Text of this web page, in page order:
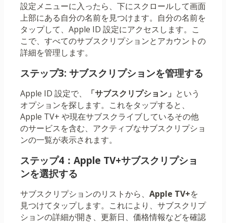
設定メニューに入ったら、下にスクロールして画面
上部にある自分の名前を見つけます。自分の名前を
タップして、Apple ID 設定にアクセスします。こ
こで、すべてのサブスクリプションとアカウントの
詳細を管理します。
ステップ3: サブスクリプションを管理する
Apple ID 設定で、 「サブスクリプション」 という
オプションを探します。これをタップすると、
Apple TV+ や現在サブスクライブしているその他
のサービスを含む、アクティブなサブスクリプショ
ンの一覧が表示されます。
ステップ4：Apple TV+サブスクリプショ
ンを選択する
サブスクリプションのリストから、 Apple TV+を
見つけてタップします。これにより、サブスクリプ
ションの詳細が開き、更新日、価格情報などを確認